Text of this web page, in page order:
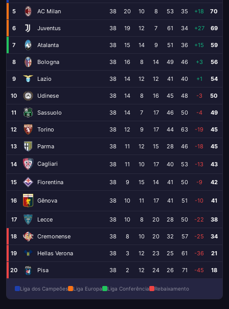
5 AC Milan 38 20 10 8 53 35 +18 70
6 Juventus 38 19 12 7 61 34 +27 69
7 Atalanta 38 15 14 9 51 36 +15 59
8 Bologna 38 16 8 14 49 46 +3 56
9 Lazio 38 14 12 12 41 40 +1 54
10 Udinese 38 14 8 16 45 48 -3 50
11 Sassuolo 38 14 7 17 46 50 -4 49
12 Torino 38 12 9 17 44 63 -19 45
13 Parma 38 11 12 15 28 46 -18 45
14 Cagliari 38 11 10 17 40 53 -13 43
15 Fiorentina 38 9 15 14 41 50 -9 42
16 Gênova 38 10 11 17 41 51 -10 41
17 Lecce 38 10 8 20 28 50 -22 38
18 Cremonense 38 8 10 20 32 57 -25 34
19 Hellas Verona 38 3 12 23 25 61 -36 21
20 Pisa 38 2 12 24 26 71 -45 18
Liga dos Campeões Liga Europa Liga Conferência Rebaixamento